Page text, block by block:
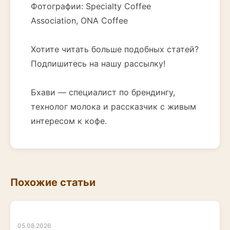
Фотографии: Specialty Coffee
Association, ONA Coffee
Хотите читать больше подобных статей?
Подпишитесь на нашу рассылку!
Бхави — специалист по брендингу,
технолог молока и рассказчик с живым
интересом к кофе.
Похожие статьи
05.08.2026